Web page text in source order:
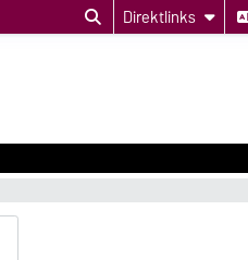
Direktlinks